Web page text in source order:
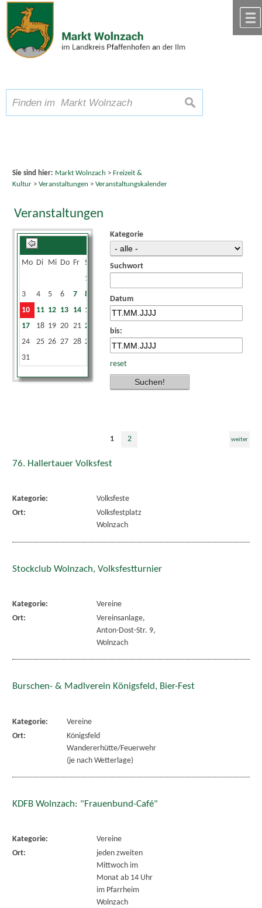
Zum Inhalt,zur Navigation
Schriftgröße A A A suchen
Sie sind hier: Markt Wolnzach > Freizeit &
Kultur> Veranstaltungen > Veranstaltungskalender
Veranstaltungen
Mo Di Mi Do Fr Sa
1
3
4 5 6 7 8
10
11 12 13 14 15
17
18 19 20 21 22
24
25 26 27 28 29
31
Kategorie
Suchwort
Datum
bis:
reset
1 2 weiter
76. Hallertauer Volksfest
Kategorie:
Volksfeste
Ort:
Volksfestplatz
Wolnzach
Stockclub Wolnzach, Volksfestturnier
Kategorie:
Vereine
Ort:
Vereinsanlage,
Anton-Dost-Str. 9,
Wolnzach
Burschen- & Madlverein Königsfeld, Bier-Fest
Kategorie:
Vereine
Ort:
Königsfeld
Wandererhütte/Feuerwehr
(je nach Wetterlage)
KDFB Wolnzach: "Frauenbund-Café"
Kategorie:
Vereine
Ort:
jeden zweiten
Mittwoch im
Monat ab 14 Uhr
im Pfarrheim
Wolnzach